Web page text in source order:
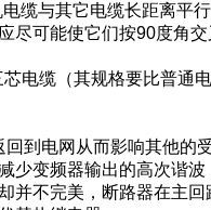
缆与其它电缆长距离平
尽可能使它们按90度角
电缆（其规格要比普通
到电网从而影响其他的
少变频器输出的高次谐
并不完美，断路器在主